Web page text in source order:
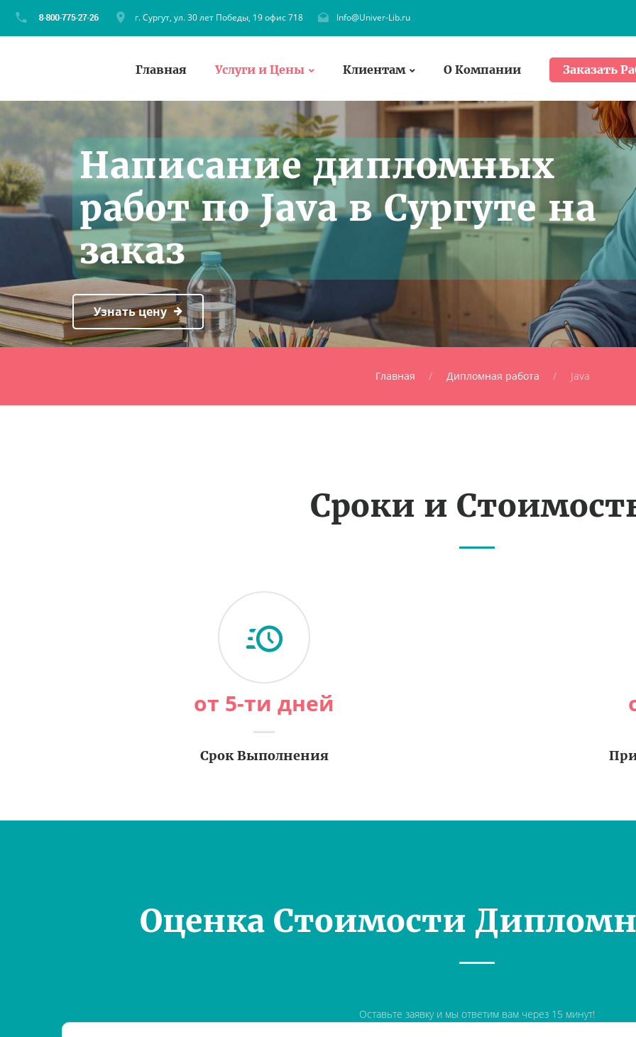
г. Сургут, ул. 30 лет Победы, 19 офис 718 Info@Univer-Lib.ru
Главная Услуги и Цены Клиентам О Компании Заказать
Написание дипломных
работ по Java в Сургуте на
заказ
Узнать цену
Главная Дипломная работа Java
Сроки и
от 5-ти дней
Срок Выполнения
Оценка Стоимости
Оставьте заявку и мы ответим вам через 15 минут!